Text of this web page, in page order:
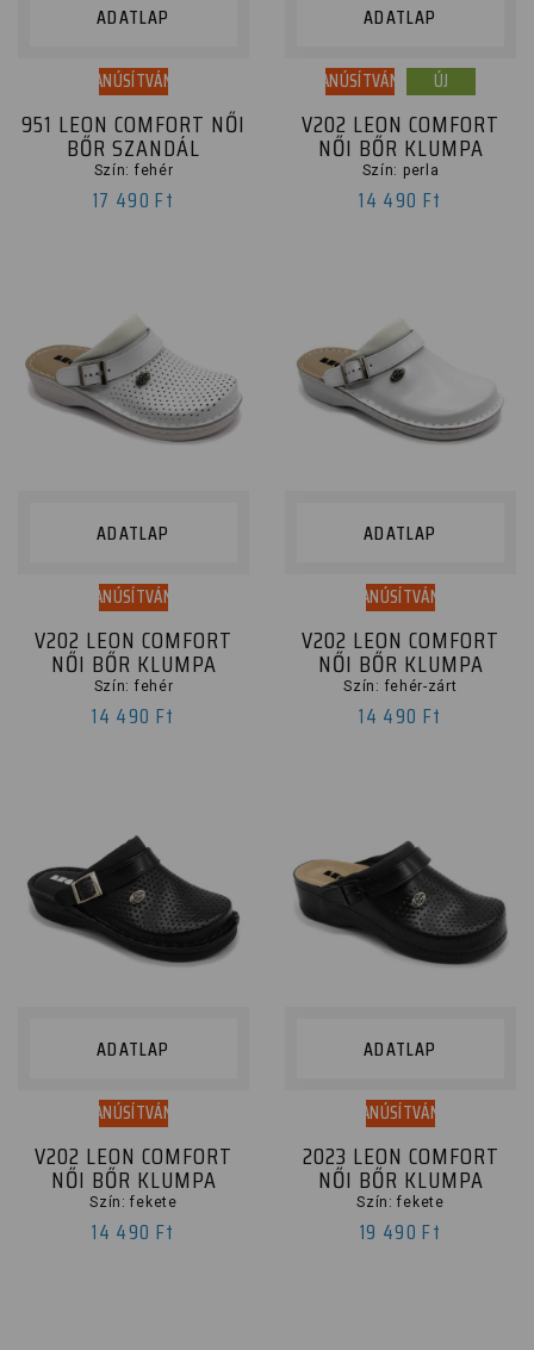
ADATLAP
TANÚSÍTVÁNY
951 LEON COMFORT NŐI
BŐR SZANDÁL
Szín: fehér
17 490 Ft
ADATLAP
TANÚSÍTVÁNY ÚJ
V202 LEON COMFORT
NŐI BŐR KLUMPA
Szín: perla
14 490 Ft
ADATLAP
TANÚSÍTVÁNY
V202 LEON COMFORT
NŐI BŐR KLUMPA
Szín: fehér
14 490 Ft
ADATLAP
TANÚSÍTVÁNY
V202 LEON COMFORT
NŐI BŐR KLUMPA
Szín: fehér-zárt
14 490 Ft
ADATLAP
TANÚSÍTVÁNY
V202 LEON COMFORT
NŐI BŐR KLUMPA
Szín: fekete
14 490 Ft
ADATLAP
TANÚSÍTVÁNY
2023 LEON COMFORT
NŐI BŐR KLUMPA
Szín: fekete
19 490 Ft